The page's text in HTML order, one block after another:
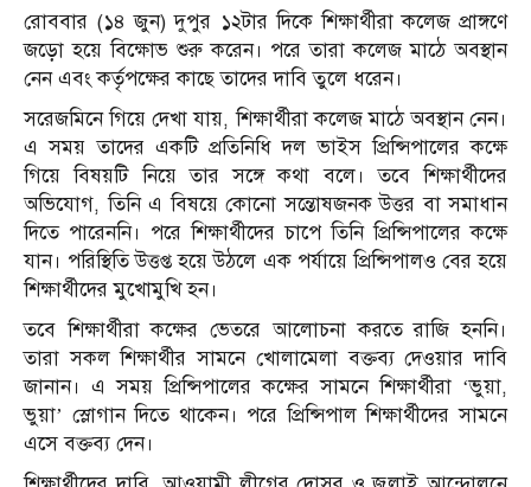
রোববার (১৪ জুন) দুপুর ১২টার দিকে শিক্ষার্থীরা কলেজ প্রাঙ্গণে
জড়ো হয়ে বিক্ষোভ শুরু করেন। পরে তারা কলেজ মাঠে অবস্থান
নেন এবং কর্তৃপক্ষের কাছে তাদের দাবি তুলে ধরেন।
সরেজমিনে গিয়ে দেখা যায়, শিক্ষার্থীরা কলেজ মাঠে অবস্থান নেন।
এ সময় তাদের একটি প্রতিনিধি দল ভাইস প্রিন্সিপালের কক্ষে
গিয়ে বিষয়টি নিয়ে তার সঙ্গে কথা বলে। তবে শিক্ষার্থীদের
অভিযোগ, তিনি এ বিষয়ে কোনো সন্তোষজনক উত্তর বা সমাধান
দিতে পারেননি। পরে শিক্ষার্থীদের চাপে তিনি প্রিন্সিপালের কক্ষে
যান। পরিস্থিতি উত্তপ্ত হয়ে উঠলে এক পর্যায়ে প্রিন্সিপালও বের হয়ে
শিক্ষার্থীদের মুখোমুখি হন।
তবে শিক্ষার্থীরা কক্ষের ভেতরে আলোচনা করতে রাজি হননি।
তারা সকল শিক্ষার্থীর সামনে খোলামেলা বক্তব্য দেওয়ার দাবি
জানান। এ সময় প্রিন্সিপালের কক্ষের সামনে শিক্ষার্থীরা ‘ভুয়া,
ভুয়া’ স্লোগান দিতে থাকেন। পরে প্রিন্সিপাল শিক্ষার্থীদের সামনে
এসে বক্তব্য দেন।